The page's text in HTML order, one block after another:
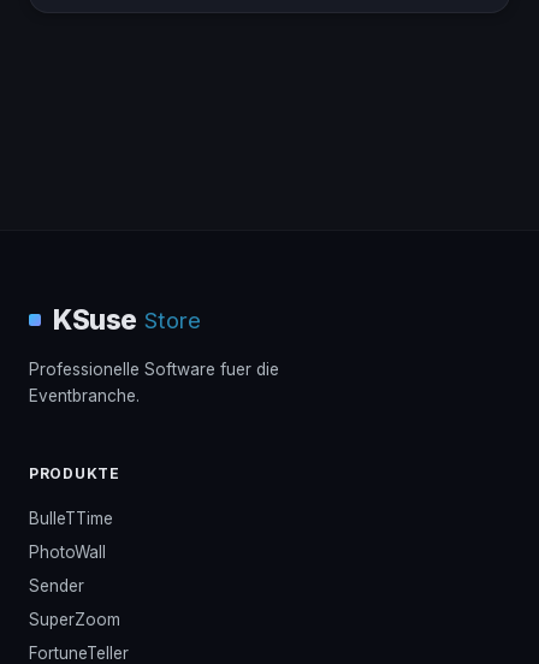
KSuse Store
Professionelle Software fuer die
Eventbranche.
PRODUKTE
BulleTTime
PhotoWall
Sender
SuperZoom
FortuneTeller